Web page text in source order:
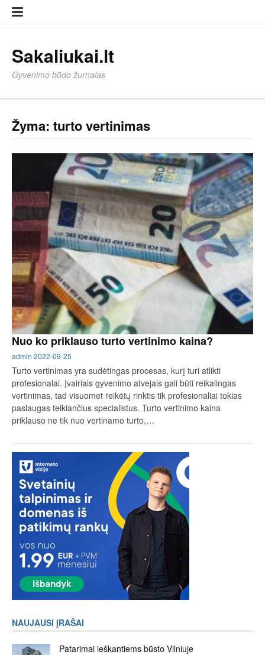
prie
Page
Page
Sakaliukai.lt
Gyvenimo būdo žurnalas
Žyma: turto vertinimas
Nuo ko priklauso turto vertinimo kaina?
admin 2022-09-25
Turto vertinimas yra sudėtingas procesas, kurį turi atlikti
profesionalai. Įvairiais gyvenimo atvejais gali būti reikalingas
vertinimas, tad visuomet reikėtų rinktis tik profesionaliai tokias
paslaugas teikiančius specialistus. Turto vertinimo kaina
priklauso ne tik nuo vertinamo turto,…
NAUJAUSI ĮRAŠAI
Patarimai ieškantiems būsto Vilniuje